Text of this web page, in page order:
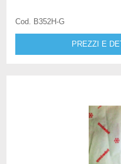
Cod. B352H-G
PREZZI E